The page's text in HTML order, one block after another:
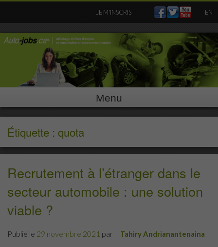
JE M'INSCRIS EN
Menu
Étiquette : quota
Recrutement à l’étranger dans le
secteur automobile : une solution
viable ?
Publié le 29 novembre 2021 par Tahiry Andrianantenaina